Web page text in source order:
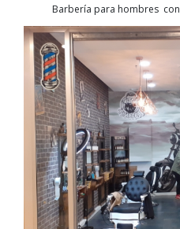
Barbería para hombres